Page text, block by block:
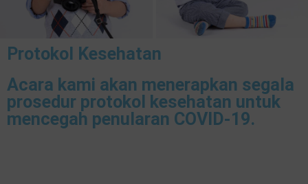
Protokol Kesehatan
Acara kami akan menerapkan segala
prosedur protokol kesehatan untuk
mencegah penularan COVID-19.